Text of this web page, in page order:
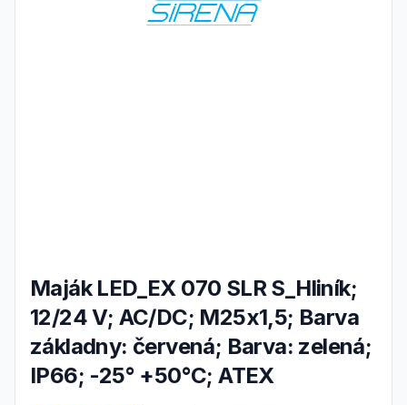
Maják LED_EX 070 SLR S_Hliník;
12/24 V; AC/DC; M25x1,5; Barva
základny: červená; Barva: zelená;
IP66; -25° +50°C; ATEX